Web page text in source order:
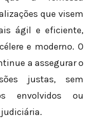
que visem
ágil e eficiente,
e moderno. O
a assegurar o
justas, sem
envolvidos ou